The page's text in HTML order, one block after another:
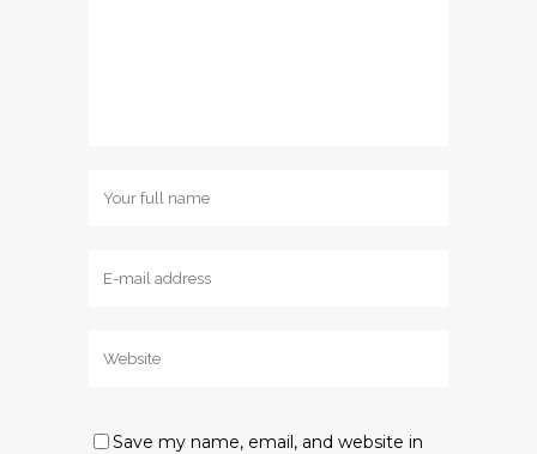
Save my name, email, and website in